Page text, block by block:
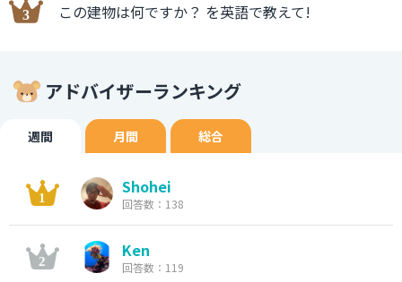
この建物は何ですか？ を英語で教えて!
アドバイザーランキング
週間 月間 総合
Shohei
回答数：138
Ken
回答数：119